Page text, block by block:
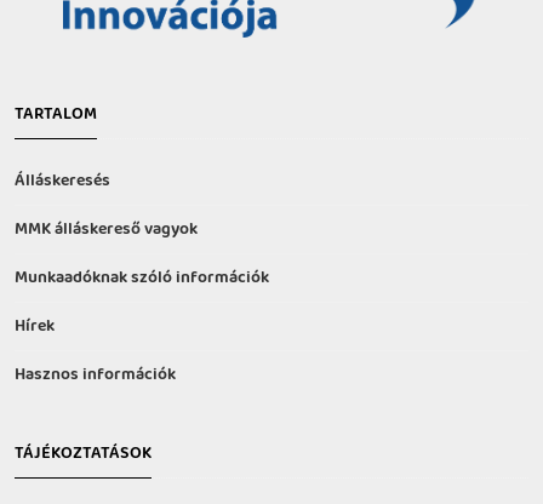
TARTALOM
Álláskeresés
MMK álláskereső vagyok
Munkaadóknak szóló információk
Hírek
Hasznos információk
TÁJÉKOZTATÁSOK